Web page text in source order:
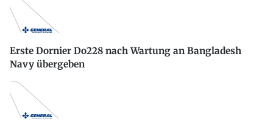
Erste Dornier Do228 nach Wartung an Bangladesh
Navy übergeben